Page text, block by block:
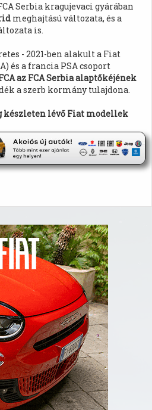
Serbia kragujevaci gyárában
meghajtású változata, és a
is.
- 2021-ben alakult a Fiat
és a francia PSA csoport
az FCA Serbia alaptőkéjének
a szerb kormány tulajdona.
készleten lévő Fiat modellek